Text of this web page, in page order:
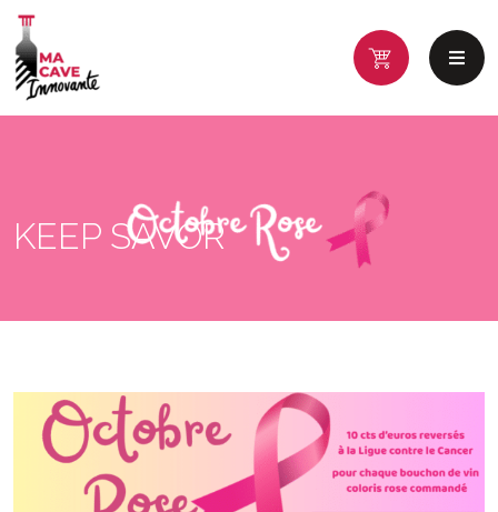
KEEP SAVOR